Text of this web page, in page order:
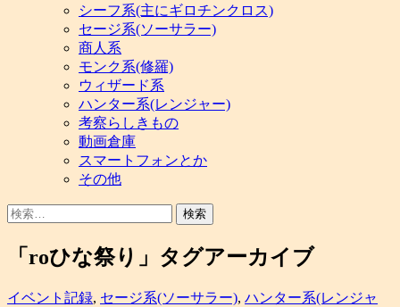
シーフ系(主にギロチンクロス)
セージ系(ソーサラー)
商人系
モンク系(修羅)
ウィザード系
ハンター系(レンジャー)
考察らしきもの
動画倉庫
スマートフォンとか
その他
検
「roひな祭り」タグアーカイブ
イベント記録, セージ系(ソーサラー), ハンター系(レンジャ